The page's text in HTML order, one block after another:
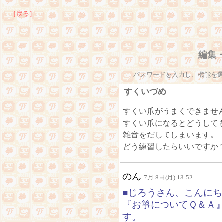
［戻る］
編集
パスワードを入力し、機能を
すくいづめ
すくい爪がうまくできませ
すくい爪になるとどうして
雑音をだしてしまいます。
どう練習したらいいですか
のん 7月 8日(月) 13:52
■じろうさん、こんに
『お箏についてＱ＆
す。